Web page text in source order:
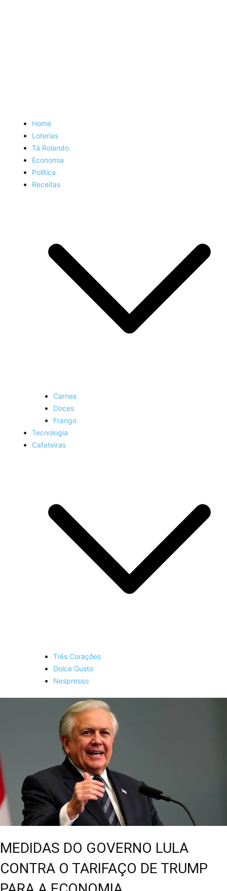
Home
Loterias
Tá Rolando
Economia
Política
Receitas
Carnes
Doces
Frango
Tecnologia
Cafeteiras
Três Corações
Dolce Gusto
Nespresso
MEDIDAS DO GOVERNO LULA
CONTRA O TARIFAÇO DE TRUMP